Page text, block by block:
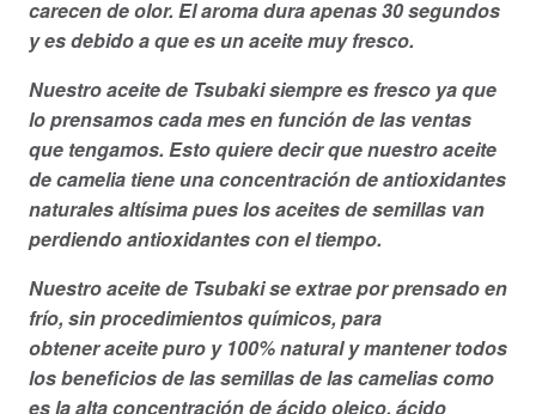
carecen de olor. El aroma dura apenas 30 segundos
y es debido a que es un aceite muy fresco.
Nuestro aceite de Tsubaki siempre es fresco ya que
lo prensamos cada mes en función de las ventas
que tengamos. Esto quiere decir que nuestro aceite
de camelia tiene una concentración de antioxidantes
naturales altísima pues los aceites de semillas van
perdiendo antioxidantes con el tiempo.
Nuestro aceite de Tsubaki se extrae por prensado en
frío, sin procedimientos químicos, para
obtener aceite puro y 100% natural y mantener todos
los beneficios de las semillas de las camelias como
es la alta concentración de ácido oleico, ácido